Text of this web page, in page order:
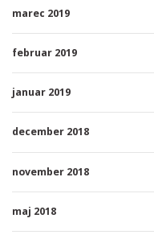
marec 2019
februar 2019
januar 2019
december 2018
november 2018
maj 2018